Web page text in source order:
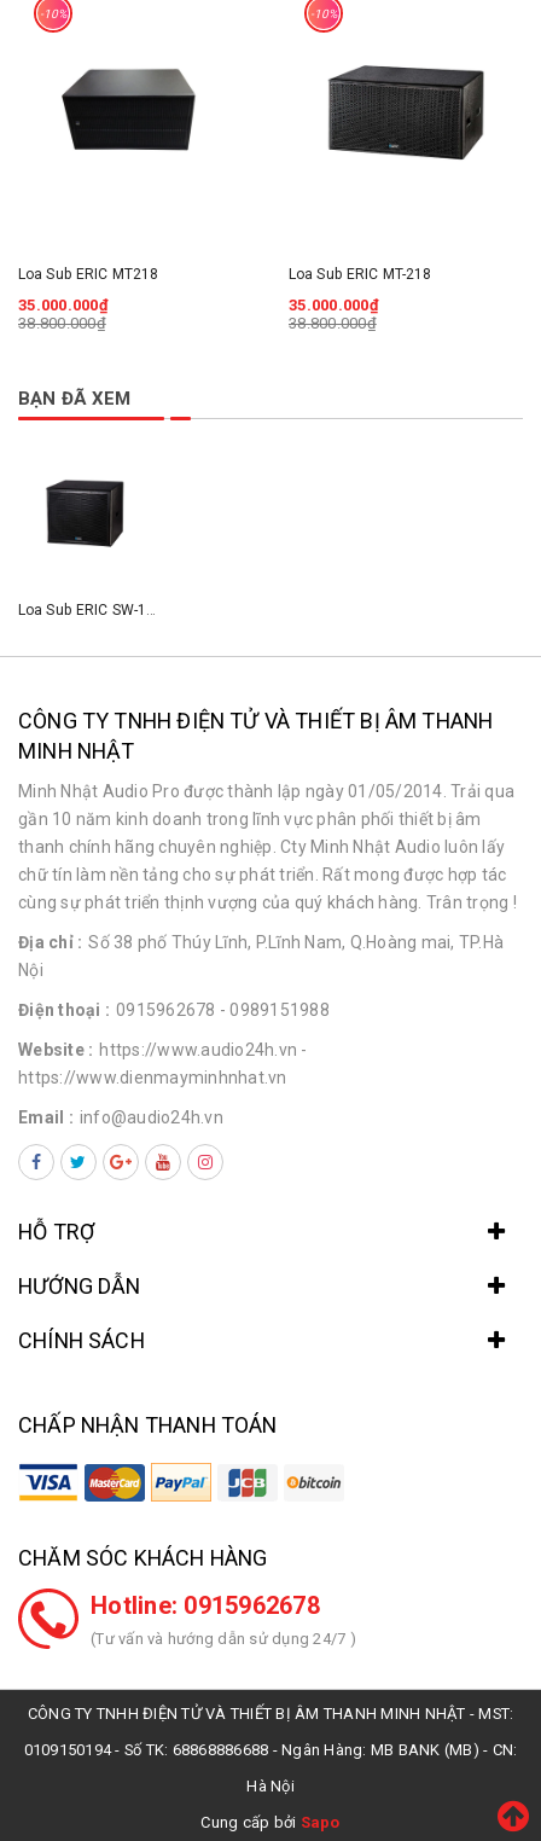
-10%
Loa Sub ERIC MT218
35.000.000₫
38.800.000₫
-10%
Loa Sub ERIC MT-218
35.000.000₫
38.800.000₫
BẠN ĐÃ XEM
Loa Sub ERIC SW-118
CÔNG TY TNHH ĐIỆN TỬ VÀ THIẾT BỊ ÂM THANH
MINH NHẬT
Minh Nhật Audio Pro được thành lập ngày 01/05/2014. Trải qua
gần 10 năm kinh doanh trong lĩnh vực phân phối thiết bị âm
thanh chính hãng chuyên nghiệp. Cty Minh Nhật Audio luôn lấy
chữ tín làm nền tảng cho sự phát triển. Rất mong được hợp tác
cùng sự phát triển thịnh vượng của quý khách hàng. Trân trọng !
Địa chỉ : Số 38 phố Thúy Lĩnh, P.Lĩnh Nam, Q.Hoàng mai, TP.Hà
Nội
Điện thoại : 0915962678 - 0989151988
Website : https://www.audio24h.vn -
https://www.dienmayminhnhat.vn
Email : info@audio24h.vn
HỖ TRỢ
HƯỚNG DẪN
CHÍNH SÁCH
CHẤP NHẬN THANH TOÁN
CHĂM SÓC KHÁCH HÀNG
Hotline: 0915962678
(Tư vấn và hướng dẫn sử dụng 24/7 )
CÔNG TY TNHH ĐIỆN TỬ VÀ THIẾT BỊ ÂM THANH MINH NHẬT - MST:
0109150194 - Số TK: 68868886688 - Ngân Hàng: MB BANK (MB) - CN:
Hà Nội
Cung cấp bởi Sapo